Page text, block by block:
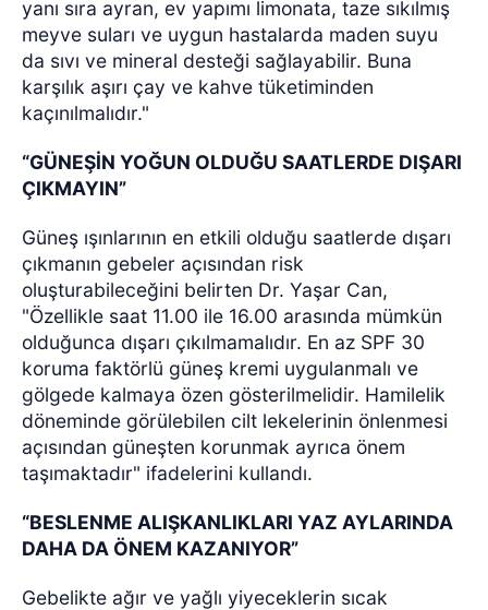
yanı sıra ayran, ev yapımı limonata, taze sıkılmış
meyve suları ve uygun hastalarda maden suyu
da sıvı ve mineral desteği sağlayabilir. Buna
karşılık aşırı çay ve kahve tüketiminden
kaçınılmalıdır."
“GÜNEŞİN YOĞUN OLDUĞU SAATLERDE DIŞARI
ÇIKMAYIN”
Güneş ışınlarının en etkili olduğu saatlerde dışarı
çıkmanın gebeler açısından risk
oluşturabileceğini belirten Dr. Yaşar Can,
"Özellikle saat 11.00 ile 16.00 arasında mümkün
olduğunca dışarı çıkılmamalıdır. En az SPF 30
koruma faktörlü güneş kremi uygulanmalı ve
gölgede kalmaya özen gösterilmelidir. Hamilelik
döneminde görülebilen cilt lekelerinin önlenmesi
açısından güneşten korunmak ayrıca önem
taşımaktadır" ifadelerini kullandı.
“BESLENME ALIŞKANLIKLARI YAZ AYLARINDA
DAHA DA ÖNEM KAZANIYOR”
Gebelikte ağır ve yağlı yiyeceklerin sıcak